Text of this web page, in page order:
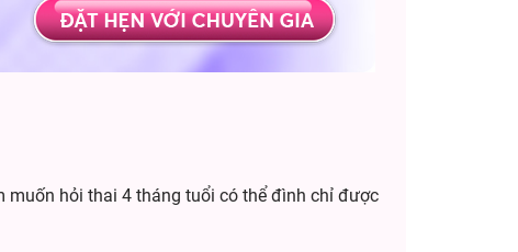
muốn hỏi thai 4 tháng tuổi có thể đình chỉ được